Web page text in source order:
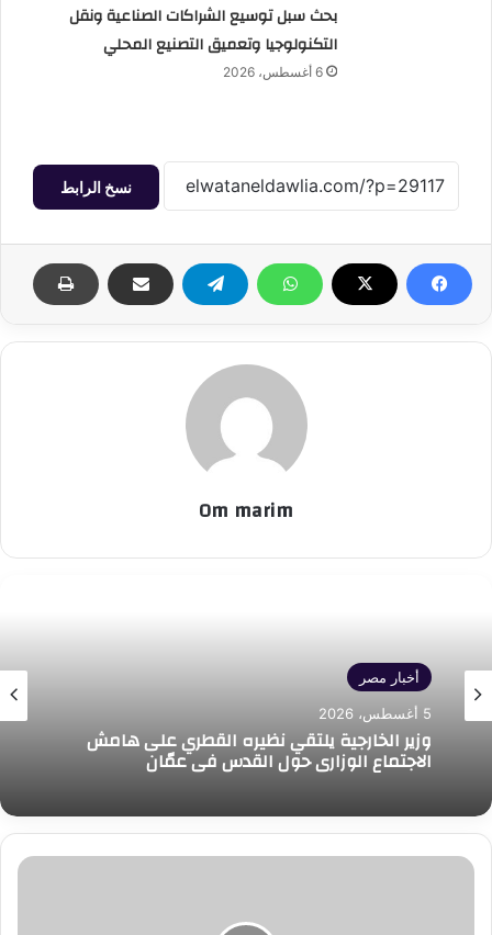
بحث سبل توسيع الشراكات الصناعية ونقل
التكنولوجيا وتعميق التصنيع المحلي
6 أغسطس، 2026
نسخ الرابط
Om marim
أخبار مصر
5 أغسطس، 2026
وزير الخارجية يلتقي نظيره القطري على هامش
الاجتماع الوزاري حول القدس في عمّان
هيئة